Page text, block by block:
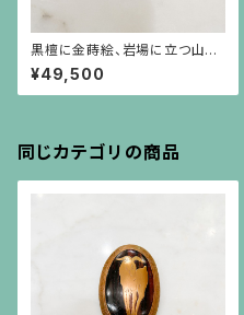
黒檀に金蒔絵、岩場に立つ山羊
とアーカンサス模様のフレーム
のブローチ（小）
¥49,500
同じカテゴリの商品